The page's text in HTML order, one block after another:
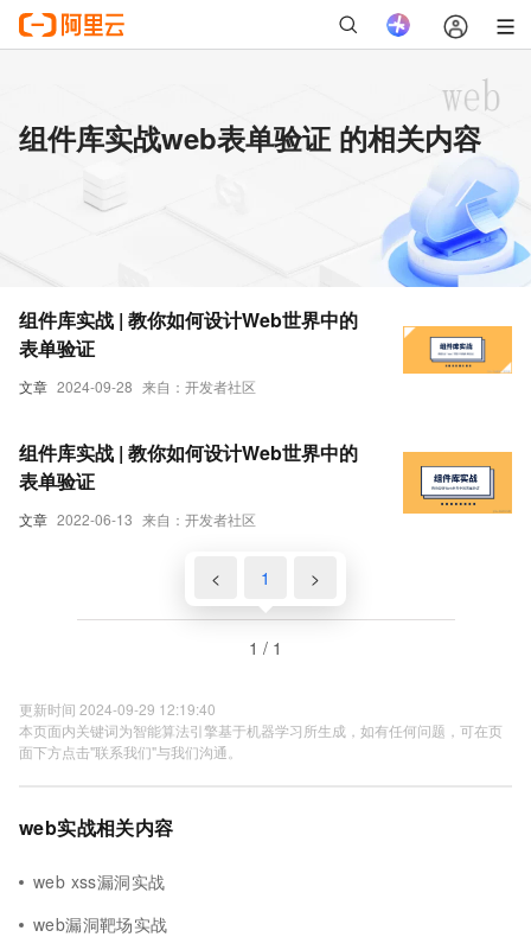
组件库实战web表单验证 的相关内容
文章 2024-09-28 来自：开发者社区
组件库实战 | 教你如何设计Web世界中的
表单验证
文章 2022-06-13 来自：开发者社区
组件库实战 | 教你如何设计Web世界中的
表单验证
< 1 >
1 / 1
更新时间 2024-09-29 12:19:40
本页面内关键词为智能算法引擎基于机器学习所生成，如有任何问题，可在页
面下方点击"联系我们"与我们沟通。
web实战相关内容
web xss漏洞实战
web漏洞靶场实战